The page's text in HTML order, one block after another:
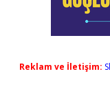
Reklam ve İletişim: